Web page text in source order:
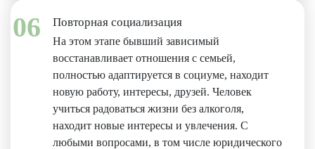
06 Повторная социализация
На этом этапе бывший зависимый
восстанавливает отношения с семьей,
полностью адаптируется в социуме, находит
новую работу, интересы, друзей. Человек
учиться радоваться жизни без алкоголя,
находит новые интересы и увлечения. С
любыми вопросами, в том числе юридического